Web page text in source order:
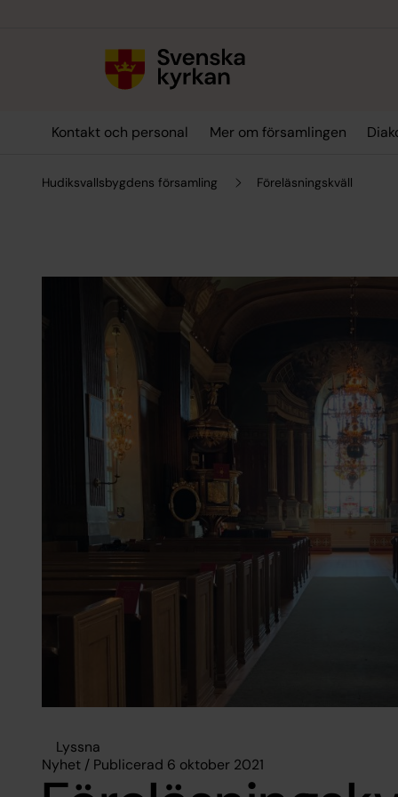
Kontakt och personal Mer om församlingen
Hudiksvallsbygdens församling Föreläsningskväll
Lyssna
Nyhet / Publicerad 6 oktober 2021